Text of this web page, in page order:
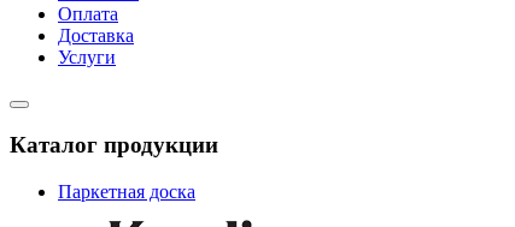
Оплата
Доставка
Услуги
Каталог продукции
Паркетная доска